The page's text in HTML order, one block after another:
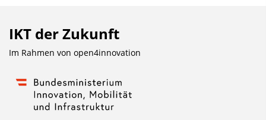
IKT der Zukunft
Im Rahmen von open4innovation